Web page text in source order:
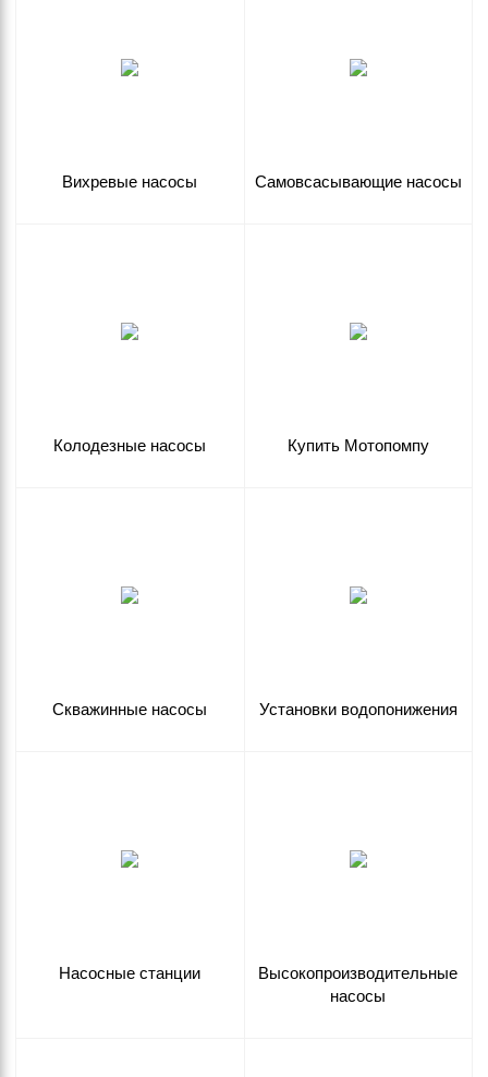
Вихревые насосы Самовсасывающие насосы
Колодезные насосы Купить Мотопомпу
Скважинные насосы Установки водопонижения
Насосные станции
Высокопроизводительные
насосы